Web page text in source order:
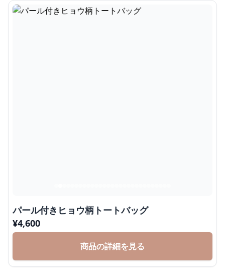
パール付きヒョウ柄トートバッグ
¥4,600
商品の詳細を見る